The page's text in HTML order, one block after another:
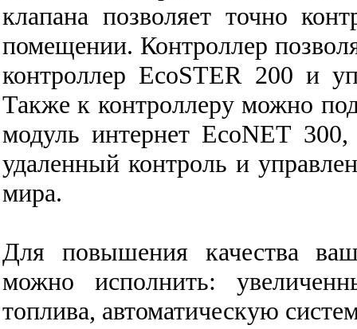
клапана позволяет точно
помещении. Контроллер
контроллер EcoSTER 200 и
Также к контроллеру можно
модуль интернет EcoNЕТ 300,
удаленный контроль и
мира.
Для повышения качества
можно исполнить:
топлива, автоматическую